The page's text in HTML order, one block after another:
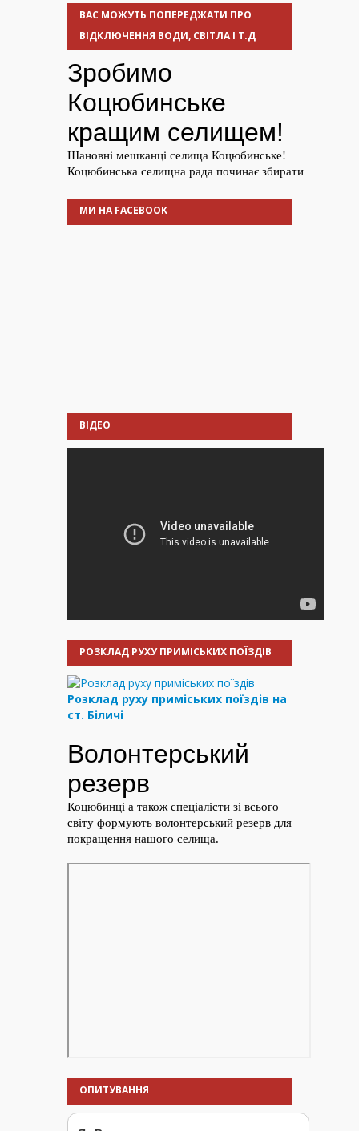
ВАС МОЖУТЬ ПОПЕРЕДЖАТИ ПРО
ВІДКЛЮЧЕННЯ ВОДИ, СВІТЛА І Т.Д
МИ НА FACEBOOK
ВІДЕО
РОЗКЛАД РУХУ ПРИМІСЬКИХ ПОЇЗДІВ
Розклад руху приміських поїздів на
ст. Біличі
ОПИТУВАННЯ